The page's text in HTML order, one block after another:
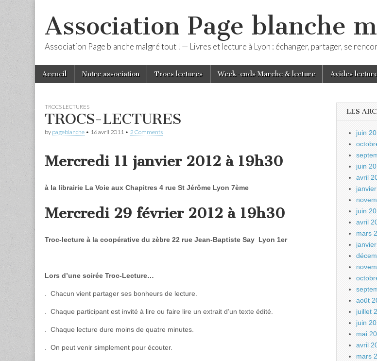
Association Page blanche
Association Page blanche malgré tout ! — Livres et lecture à Lyon : échanger, partager, se
Main
menu
Skip
Accueil Notre association Trocs lectures Week-ends Marche & lecture Avides
TROCS LECTURES
TROCS-LECTURES
by pageblanche • 16 avril 2011 • 2 Comments
Mercredi 11 janvier 2012 à 19h30
à la librairie La Voie aux Chapitres 4 rue St Jérôme Lyon 7ème
Mercredi 29 février 2012 à 19h30
Troc-lecture à la coopérative du zèbre 22 rue Jean-Baptiste Say Lyon 1er
Lors d’une soirée Troc-Lecture…
. Chacun vient partager ses bonheurs de lecture.
. Chaque participant est invité à lire ou faire lire un extrait d’un texte édité.
. Chaque lecture dure moins de quatre minutes.
. On peut venir simplement pour écouter.
LES
juin
juin
avril
juin
avril
mars
août
juillet
juin
mai
avril
mars